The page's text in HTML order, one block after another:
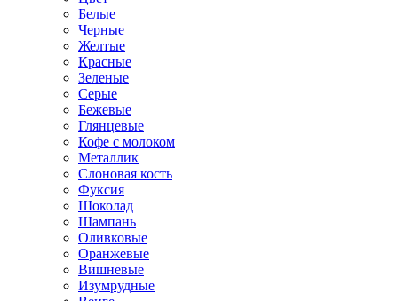
Белые
Черные
Желтые
Красные
Зеленые
Серые
Бежевые
Глянцевые
Кофе с молоком
Металлик
Слоновая кость
Фуксия
Шоколад
Шампань
Оливковые
Оранжевые
Вишневые
Изумрудные